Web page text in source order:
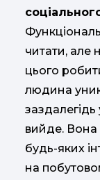
читати, але
цього
людина
вийде. Вона
будь-яких
на